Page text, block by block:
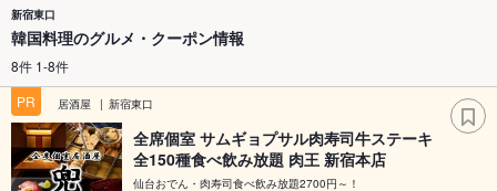
新宿東口
韓国料理のグルメ・クーポン情報
8件 1-8件
PR
居酒屋 新宿東口
全席個室 サムギョプサル肉寿司牛ステーキ
全150種食べ飲み放題 肉王 新宿本店
仙台おでん・肉寿司食べ飲み放題2700円～！